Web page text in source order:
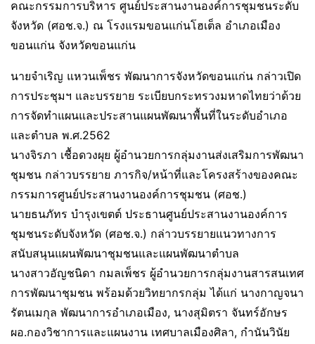
คณะกรรมการบริหาร ศูนย์ประสานงานองค์การชุมชนระดับ
จังหวัด (ศอช.จ.) ณ โรงแรมขอนแก่นโฮเต็ล อำเภอเมือง
ขอนแก่น จังหวัดขอนแก่น
นายจำเริญ แหวนเพ็ชร พัฒนาการจังหวัดขอนแก่น กล่าวเปิด
การประชุมฯ และบรรยาย ระเบียบกระทรวงมหาดไทยว่าด้วย
การจัดทำแผนและประสานแผนพัฒนาพื้นที่ในระดับอำเภอ
และตำบล พ.ศ.2562
นางจิรภา เชื้อดวงผุย ผู้อำนวยการกลุ่มงานส่งเสริมการพัฒนา
ชุมชน กล่าวบรรยาย ภารกิจ/หน้าที่และโครงสร้างของคณะ
กรรมการศูนย์ประสานงานองค์การชุมชน (ศอช.)
นายธนภัทร บำรุงเขตต์ ประธานศูนย์ประสานงานองค์การ
ชุมชนระดับจังหวัด (ศอช.จ.) กล่าวบรรยายแนวทางการ
สนับสนุนแผนพัฒนาชุมชนและแผนพัฒนาตำบล
นางสาวอัญชนิดา กมลเพ็ชร ผู้อำนวยการกลุ่มงานสารสนเทศ
การพัฒนาชุมชน พร้อมด้วยวิทยากรกลุ่ม ได้แก่ นางกาญจนา
รัตนเมกุล พัฒนาการอำเภอเมือง, นางสุมิตรา จันทร์อักษร
ผอ.กองวิชาการและแผนงาน เทศบาลเมืองศิลา, กำนันวินัย